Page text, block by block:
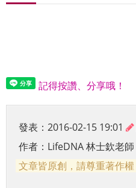
記得按讚、分享哦！
發表：2016-02-15 19:01
作者： LifeDNA 林士欽老師
文章皆原創，請尊重著作權